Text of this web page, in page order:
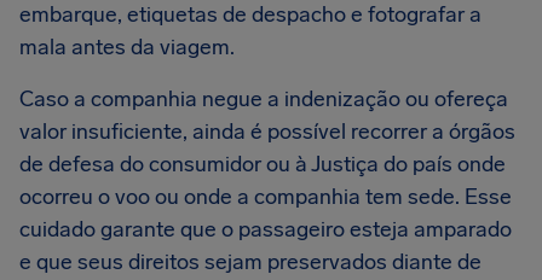
embarque, etiquetas de despacho e fotografar a
mala antes da viagem.
Caso a companhia negue a indenização ou ofereça
valor insuficiente, ainda é possível recorrer a órgãos
de defesa do consumidor ou à Justiça do país onde
ocorreu o voo ou onde a companhia tem sede. Esse
cuidado garante que o passageiro esteja amparado
e que seus direitos sejam preservados diante de